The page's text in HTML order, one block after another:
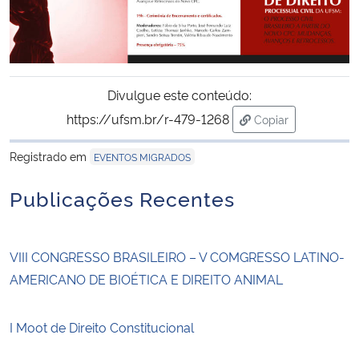
Divulgue este conteúdo:
https://ufsm.br/r-479-1268
Copiar
para área de
Registrado em
EVENTOS MIGRADOS
Publicações Recentes
VIII CONGRESSO BRASILEIRO – V COMGRESSO LATINO-
AMERICANO DE BIOÉTICA E DIREITO ANIMAL
I Moot de Direito Constitucional